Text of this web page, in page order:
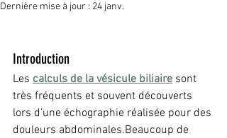
Dernière mise à jour : 24 janv.
Introduction
Les calculs de la vésicule biliaire sont
très fréquents et souvent découverts
lors d’une échographie réalisée pour des
douleurs abdominales.Beaucoup de